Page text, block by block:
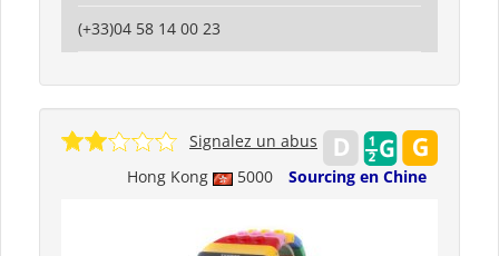
(+33)04 58 14 00 23
Hong Kong 5000 Sourcing en Chine
Signalez un abus